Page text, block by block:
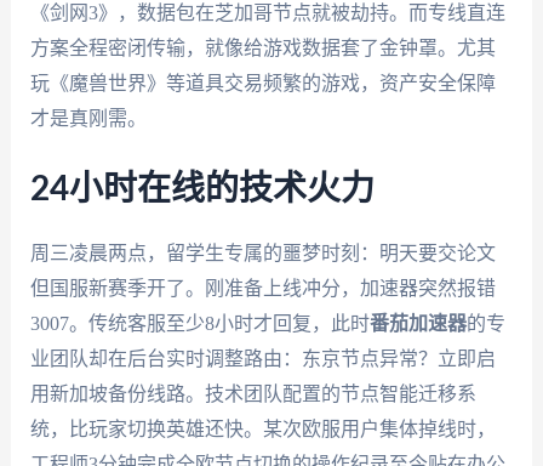
《剑网3》，数据包在芝加哥节点就被劫持。而专线直连
方案全程密闭传输，就像给游戏数据套了金钟罩。尤其
玩《魔兽世界》等道具交易频繁的游戏，资产安全保障
才是真刚需。
24小时在线的技术火力
周三凌晨两点，留学生专属的噩梦时刻：明天要交论文
但国服新赛季开了。刚准备上线冲分，加速器突然报错
3007。传统客服至少8小时才回复，此时番茄加速器的专
业团队却在后台实时调整路由：东京节点异常？立即启
用新加坡备份线路。技术团队配置的节点智能迁移系
统，比玩家切换英雄还快。某次欧服用户集体掉线时，